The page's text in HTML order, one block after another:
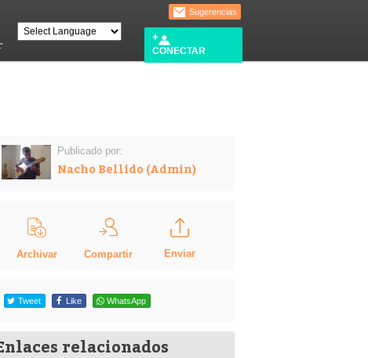
Sugerencias
CONECTAR
Publicado por:
Nacho Bellido (Admin)
Archivar Compartir Enviar
Tweet Like WhatsApp
relacionados